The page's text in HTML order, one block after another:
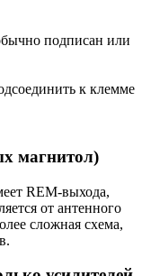
подписан или
к клемме
магнитол)
REM-выхода,
от антенного
сложная схема,